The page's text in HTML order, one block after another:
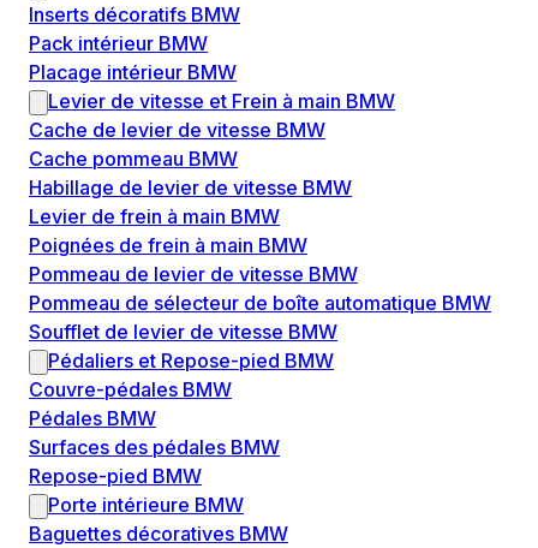
Inserts décoratifs BMW
Pack intérieur BMW
Placage intérieur BMW
Levier de vitesse et Frein à main BMW
Cache de levier de vitesse BMW
Cache pommeau BMW
Habillage de levier de vitesse BMW
Levier de frein à main BMW
Poignées de frein à main BMW
Pommeau de levier de vitesse BMW
Pommeau de sélecteur de boîte automatique BMW
Soufflet de levier de vitesse BMW
Pédaliers et Repose-pied BMW
Couvre-pédales BMW
Pédales BMW
Surfaces des pédales BMW
Repose-pied BMW
Porte intérieure BMW
Baguettes décoratives BMW